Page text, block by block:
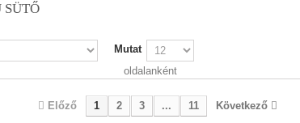
Mutat
oldalanként
Előző 1 2 3 ... 11 Következő